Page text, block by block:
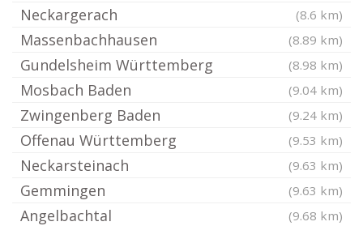
Neckargerach (8.6 km)
Massenbachhausen (8.89 km)
Gundelsheim Württemberg (8.98 km)
Mosbach Baden (9.04 km)
Zwingenberg Baden (9.24 km)
Offenau Württemberg (9.53 km)
Neckarsteinach (9.63 km)
Gemmingen (9.63 km)
Angelbachtal (9.68 km)